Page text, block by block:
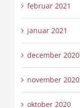
februar 2021
januar 2021
december 2020
november 2020
oktober 2020